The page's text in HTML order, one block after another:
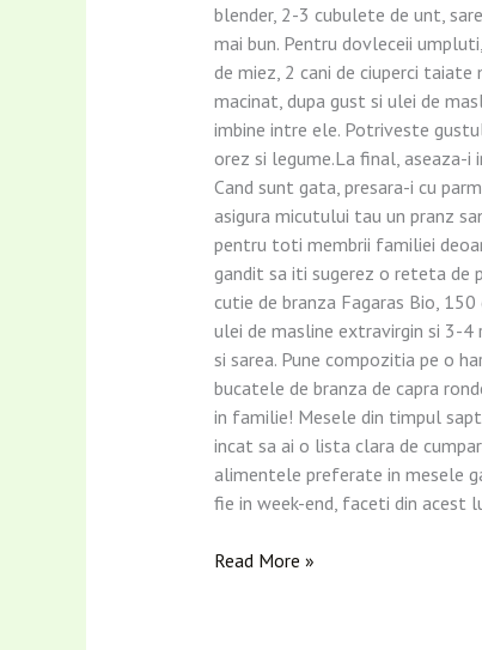
blender, 2-3 cubulete de unt,
mai bun. Pentru dovleceii
de miez, 2 cani de ciuperci
macinat, dupa gust si ulei de
imbine intre ele. Potriveste
orez si legume.La final, aseaza-
Cand sunt gata, presara-i cu
asigura micutului tau un pranz
pentru toti membrii familiei
gandit sa iti sugerez o reteta de
cutie de branza Fagaras Bio,
ulei de masline extravirgin si 3-4
si sarea. Pune compozitia pe o
bucatele de branza de capra
in familie! Mesele din timpul
incat sa ai o lista clara de
alimentele preferate in mesele
fie in week-end, faceti din acest
Read More »